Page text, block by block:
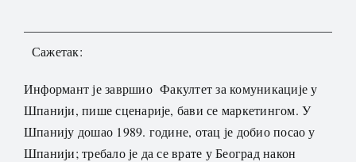
Сажетак:
Информант је завршио Факултет за комуникације у
Шпанији, пише сценарије, бави се маркетингом. У
Шпанију дошао 1989. године, отац је добио посао у
Шпанији; требало је да се врате у Београд након